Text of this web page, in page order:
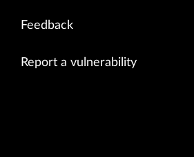
Feedback
Report a vulnerability